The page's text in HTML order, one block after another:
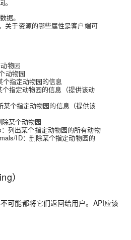
据。
关于资源的哪些属性是客户端可
物园
动物园
指定动物园的信息
指定动物园的信息（提供该动
某个指定动物园的信息（提供该
某个动物园
列出某个指定动物园的所有动物
ID：删除某个指定动物园的
）
可能都将它们返回给用户。API应该